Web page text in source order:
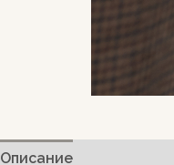
Описание